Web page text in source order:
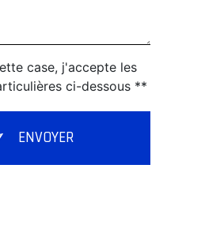
case, j'accepte les
ci-dessous **
ENVOYER